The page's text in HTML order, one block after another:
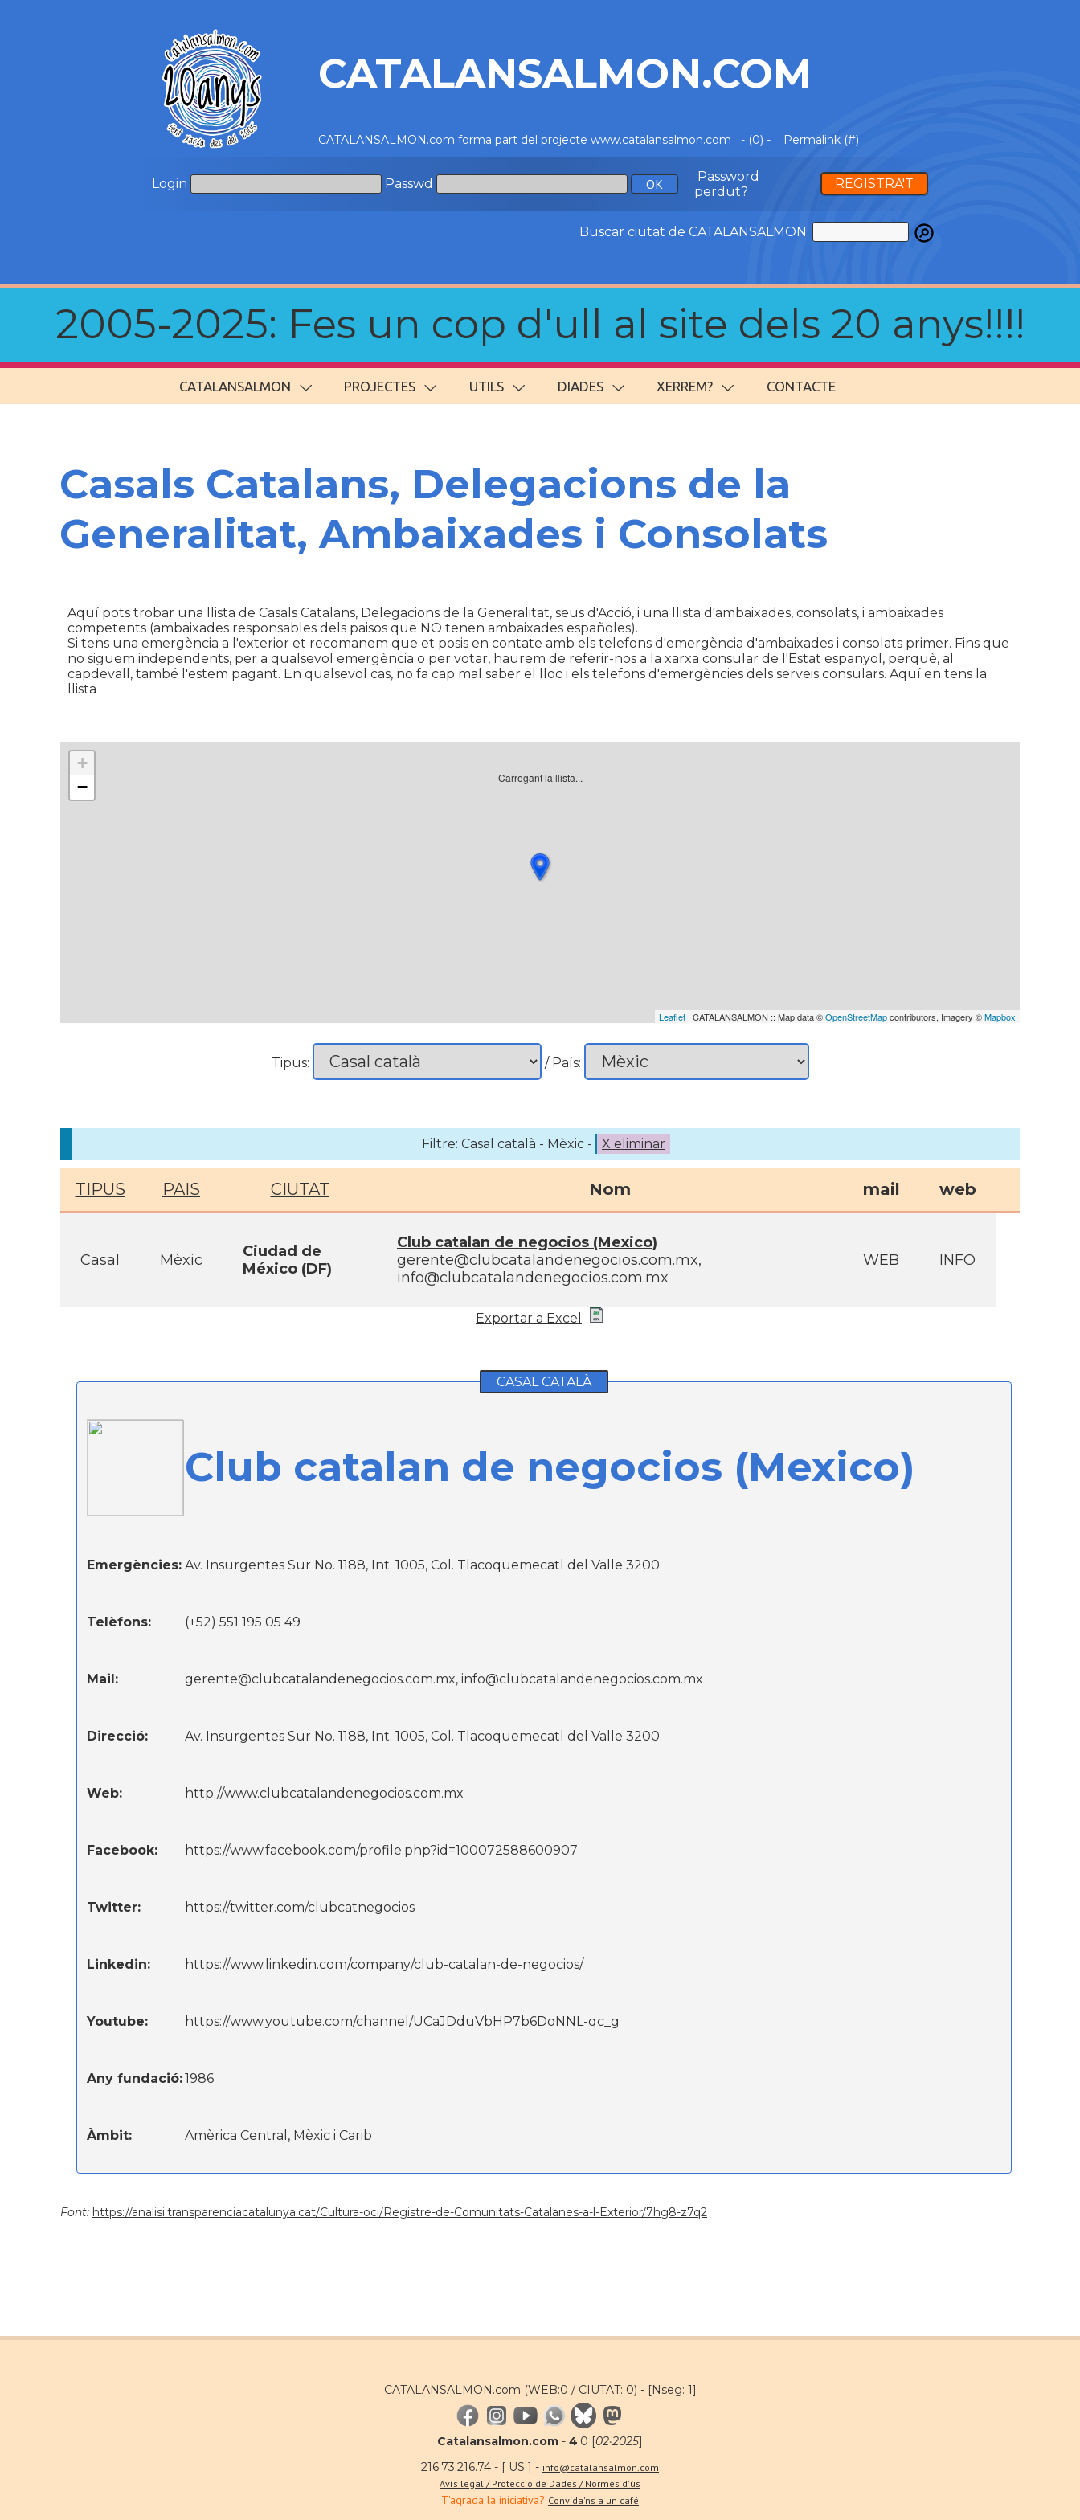
CATALANSALMON.COM
CATALANSALMON.com forma part del projecte www.catalansalmon.com - (0) - Permalink (#)
Login Passwd
Password
perdut?
REGISTRA'T
Buscar ciutat de CATALANSALMON:
2005-2025: Fes un cop d'ull al site dels 20 anys!!!!
CATALANSALMON PROJECTES UTILS DIADES XERREM? CONTACTE
Casals Catalans, Delegacions de la
Generalitat, Ambaixades i Consolats
Aquí pots trobar una llista de Casals Catalans, Delegacions de la Generalitat, seus d'Acció, i una llista d'ambaixades, consolats, i ambaixades
competents (ambaixades responsables dels paisos que NO tenen ambaixades españoles).
Si tens una emergència a l'exterior et recomanem que et posis en contate amb els telefons d'emergència d'ambaixades i consolats primer. Fins que
no siguem independents, per a qualsevol emergència o per votar, haurem de referir-nos a la xarxa consular de l'Estat espanyol, perquè, al
capdevall, també l'estem pagant. En qualsevol cas, no fa cap mal saber el lloc i els telefons d'emergències dels serveis consulars. Aquí en tens la
llista
Carregant la llista...
+
−
Leaflet | CATALANSALMON :: Map data ©OpenStreetMapcontributors, Imagery ©Mapbox
Tipus: / País:
Filtre: Casal català - Mèxic - X eliminar
TIPUS PAIS CIUTAT Nom mail web
Casal Mèxic
Ciudad de
México (DF)
Club catalan de negocios (Mexico)
gerente@clubcatalandenegocios.com.mx,
info@clubcatalandenegocios.com.mx
WEB INFO
Exportar a Excel
CASAL CATALÀ
Club catalan de negocios (Mexico)
Emergències: Av. Insurgentes Sur No. 1188, Int. 1005, Col. Tlacoquemecatl del Valle 3200
Telèfons: (+52) 551 195 05 49
Mail: gerente@clubcatalandenegocios.com.mx, info@clubcatalandenegocios.com.mx
Direcció: Av. Insurgentes Sur No. 1188, Int. 1005, Col. Tlacoquemecatl del Valle 3200
Web: http://www.clubcatalandenegocios.com.mx
Facebook: https://www.facebook.com/profile.php?id=100072588600907
Twitter: https://twitter.com/clubcatnegocios
Linkedin: https://www.linkedin.com/company/club-catalan-de-negocios/
Youtube: https://www.youtube.com/channel/UCaJDduVbHP7b6DoNNL-qc_g
Any fundació:1986
Àmbit: Amèrica Central, Mèxic i Carib
Font: https://analisi.transparenciacatalunya.cat/Cultura-oci/Registre-de-Comunitats-Catalanes-a-l-Exterior/7hg8-z7q2
CATALANSALMON.com (WEB:0 / CIUTAT: 0) - [Nseg: 1]
Catalansalmon.com - 4.0 [02·2025]
216.73.216.74 - [ US ] - info@catalansalmon.com
Avís legal / Protecció de Dades / Normes d'ús
T'agrada la iniciativa? Convida'ns a un café